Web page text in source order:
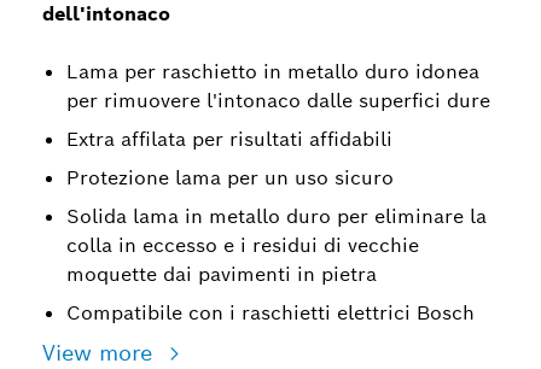
dell'intonaco
Lama per raschietto in metallo duro idonea
per rimuovere l'intonaco dalle superfici dure
Extra affilata per risultati affidabili
Protezione lama per un uso sicuro
Solida lama in metallo duro per eliminare la
colla in eccesso e i residui di vecchie
moquette dai pavimenti in pietra
Compatibile con i raschietti elettrici Bosch
View more